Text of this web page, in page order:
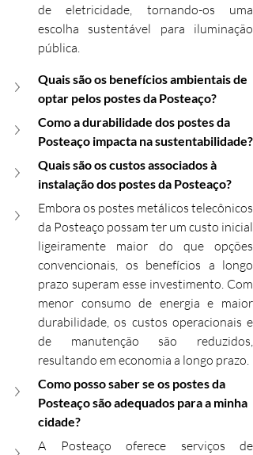
de eletricidade, tornando-os uma
escolha sustentável para iluminação
pública.
Quais são os benefícios ambientais de
optar pelos postes da Posteaço?
Como a durabilidade dos postes da
Posteaço impacta na sustentabilidade?
Quais são os custos associados à
instalação dos postes da Posteaço?
Embora os postes metálicos telecônicos
da Posteaço possam ter um custo inicial
ligeiramente maior do que opções
convencionais, os benefícios a longo
prazo superam esse investimento. Com
menor consumo de energia e maior
durabilidade, os custos operacionais e
de manutenção são reduzidos,
resultando em economia a longo prazo.
Como posso saber se os postes da
Posteaço são adequados para a minha
cidade?
A Posteaço oferece serviços de